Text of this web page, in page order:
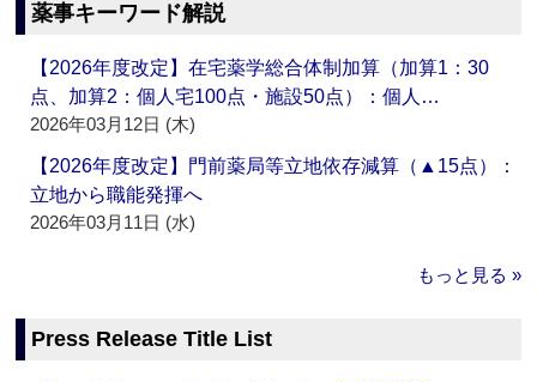
薬事キーワード解説
【2026年度改定】在宅薬学総合体制加算（加算1：30
点、加算2：個人宅100点・施設50点）：個人…
2026年03月12日 (木)
【2026年度改定】門前薬局等立地依存減算（▲15点）：
立地から職能発揮へ
2026年03月11日 (水)
もっと見る »
Press Release Title List